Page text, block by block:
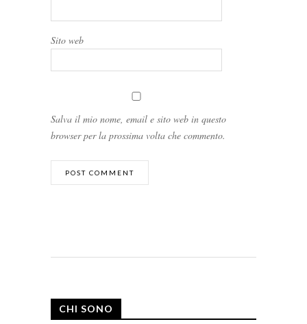
Sito web
Salva il mio nome, email e sito web in questo
browser per la prossima volta che commento.
CHI SONO